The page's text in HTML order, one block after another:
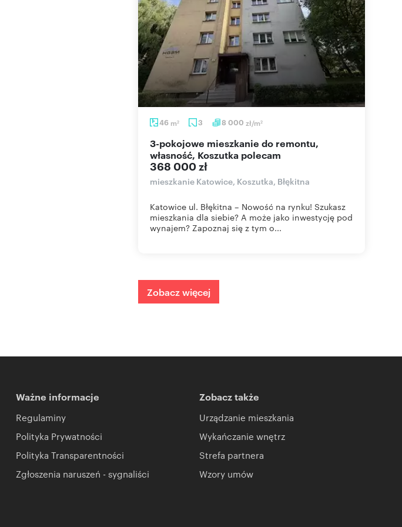
46 m2 3 8 000 zł/m2
3-pokojowe mieszkanie do remontu,
własność, Koszutka polecam
368 000 zł
mieszkanie Katowice, Koszutka, Błękitna
Katowice ul. Błękitna – Nowość na rynku! Szukasz
mieszkania dla siebie? A może jako inwestycję pod
wynajem? Zapoznaj się z tym o...
Zobacz więcej
Ważne informacje
Regulaminy
Polityka Prywatności
Polityka Transparentności
Zgłoszenia naruszeń - sygnaliści
Zobacz także
Urządzanie mieszkania
Wykańczanie wnętrz
Strefa partnera
Wzory umów